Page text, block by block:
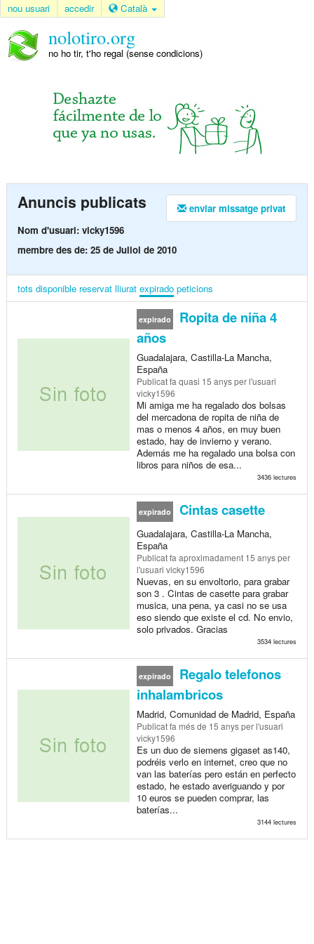
nou usuari accedir Català
nolotiro.org
no ho tir, t'ho regal (sense condicions)
enviar missatge privat
Anuncis publicats
Nom d'usuari: vicky1596
membre des de: 25 de Juliol de 2010
tots disponible reservat lliurat expirado peticions
expirado
Ropita de niña 4
años
Guadalajara, Castilla-La Mancha,
España
Publicatfa quasi 15 anysper l'usuari
vicky1596
Mi amiga me ha regalado dos bolsas
del mercadona de ropita de niña de
mas o menos 4 años, en muy buen
estado, hay de invierno y verano.
Además me ha regalado una bolsa con
libros para niños de esa...
3436 lectures
expirado Cintas casette
Guadalajara, Castilla-La Mancha,
España
Publicatfa aproximadament 15 anysper
l'usuari vicky1596
Nuevas, en su envoltorio, para grabar
son 3 . Cintas de casette para grabar
musica, una pena, ya casi no se usa
eso siendo que existe el cd. No envio,
solo privados. Gracias
3534 lectures
expirado
Regalo telefonos
inhalambricos
Madrid, Comunidad de Madrid, España
Publicatfa més de 15 anysper l'usuari
vicky1596
Es un duo de siemens gigaset as140,
podréis verlo en internet, creo que no
van las baterías pero están en perfecto
estado, he estado averiguando y por
10 euros se pueden comprar, las
baterías...
3144 lectures